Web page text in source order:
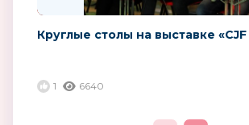
Круглые столы на выставке
1 6640